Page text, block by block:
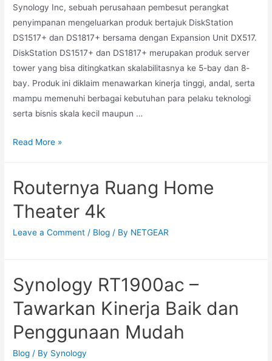
Synology Inc, sebuah perusahaan pembesut perangkat
penyimpanan mengeluarkan produk bertajuk DiskStation
DS1517+ dan DS1817+ bersama dengan Expansion Unit DX517.
DiskStation DS1517+ dan DS1817+ merupakan produk server
tower yang bisa ditingkatkan skalabilitasnya ke 5-bay dan 8-
bay. Produk ini diklaim menawarkan kinerja tinggi, andal, serta
mampu memenuhi berbagai kebutuhan para pelaku teknologi
serta bisnis skala kecil maupun …
Read More »
Routernya Ruang Home
Theater 4k
Leave a Comment / Blog / By NETGEAR
Synology RT1900ac –
Tawarkan Kinerja Baik dan
Penggunaan Mudah
Blog / By Synology